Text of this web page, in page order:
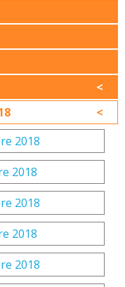
2018
2018
2018
2018
2018